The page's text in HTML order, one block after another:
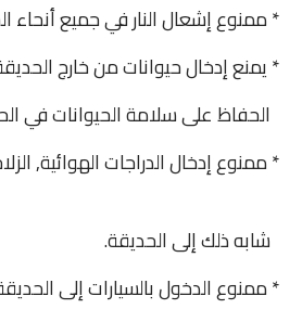
* ممنوع إشعال النار في جميع أنحاء
* يمنع إدخال حيوانات من خارج
الحفاظ على سلامة الحيوانات في
* ممنوع إدخال الدراجات الهوائية,
شابه ذلك إلى الحديقة.
* ممنوع الدخول بالسيارات إلى